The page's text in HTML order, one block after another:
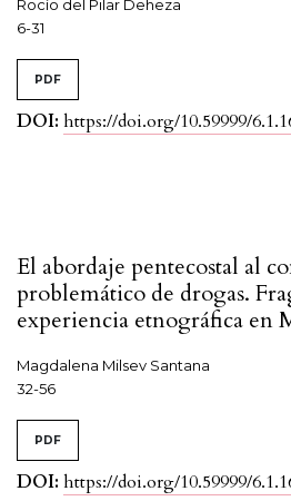
Rocío del Pilar Deheza
6-31
PDF
DOI: https://doi.org/10.59999/
El abordaje pentecostal al
problemático de drogas.
experiencia etnográfica en
Magdalena Milsev Santana
32-56
PDF
DOI: https://doi.org/10.59999/